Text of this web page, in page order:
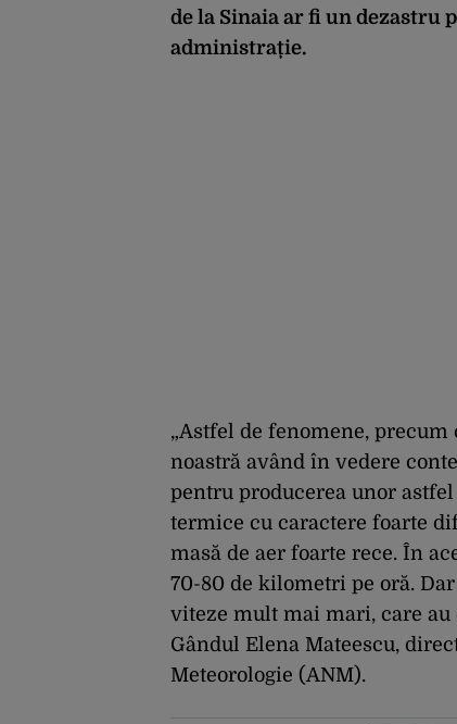
de la Sinaia ar fi un dezastru
administrație.
„Astfel de fenomene,
noastră având în vedere
pentru producerea unor
termice cu caractere foarte
masă de aer foarte rece. În
70-80 de kilometri pe oră.
viteze mult mai mari, care au
Gândul Elena Mateescu,
Meteorologie (ANM).